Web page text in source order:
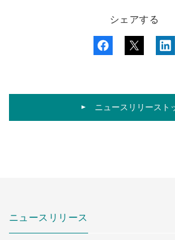
シェアする
ニュースリリースト
ニュースリリース